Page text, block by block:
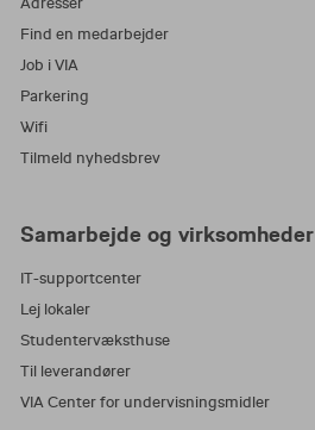
Find en medarbejder
Job i VIA
Parkering
Wifi
Tilmeld nyhedsbrev
Samarbejde og virksomheder
IT-supportcenter
Lej lokaler
Studentervæksthuse
Til leverandører
VIA Center for undervisningsmidler